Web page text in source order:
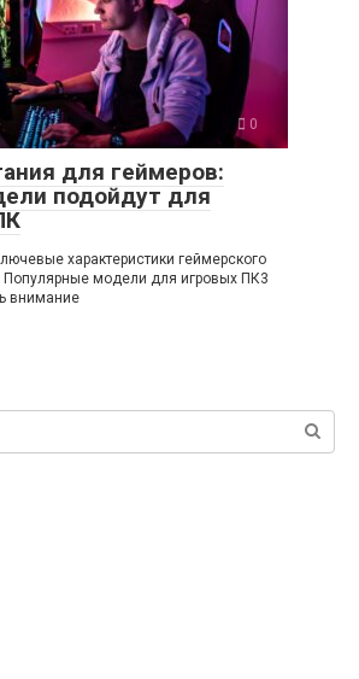
0
для геймеров:
подойдут для
характеристики геймерского
Популярные модели для игровых ПК3
внимание